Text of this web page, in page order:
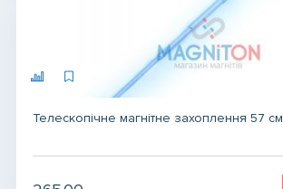
Телескопічне магнітне захоплення 57 см